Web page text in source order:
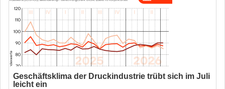
Geschäftsklima der Druckindustrie trübt sich im Juli
leicht ein